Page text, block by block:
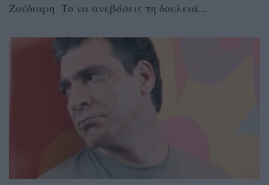
Ζούδιαρη Το να ανεβάσεις τη δουλειά...